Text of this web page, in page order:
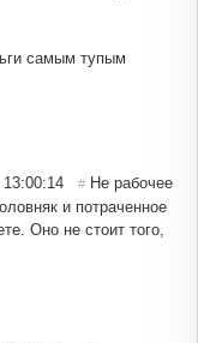
самым тупым
# Не рабочее
и потраченное
Оно не стоит того,